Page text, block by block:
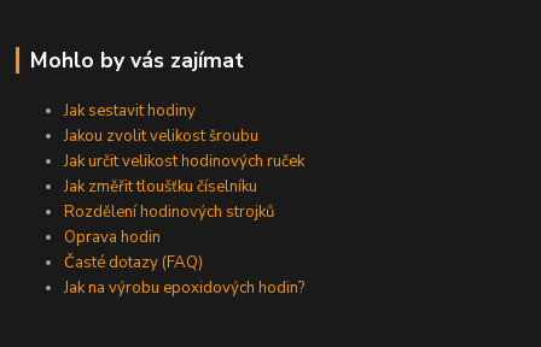
Mohlo by vás zajímat
Jak sestavit hodiny
Jakou zvolit velikost šroubu
Jak určit velikost hodinových ruček
Jak změřit tloušťku číselníku
Rozdělení hodinových strojků
Oprava hodin
Časté dotazy (FAQ)
Jak na výrobu epoxidových hodin?